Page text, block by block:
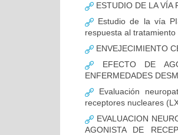
ESTUDIO DE LA VÍA
Estudio de la vía
respuesta al tratamiento
ENVEJECIMIENTO
EFECTO DE
ENFERMEDADES
Evaluación
receptores nucleares
EVALUACION
AGONISTA DE